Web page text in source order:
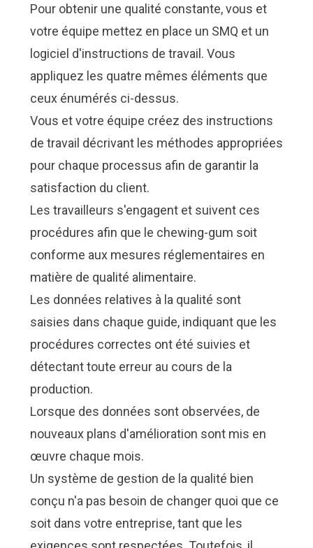
Pour obtenir une qualité constante, vous et
votre équipe mettez en place un SMQ et un
logiciel d'instructions de travail. Vous
appliquez les quatre mêmes éléments que
ceux énumérés ci-dessus.
Vous et votre équipe créez des instructions
de travail décrivant les méthodes appropriées
pour chaque processus afin de garantir la
satisfaction du client.
Les travailleurs s'engagent et suivent ces
procédures afin que le chewing-gum soit
conforme aux mesures réglementaires en
matière de qualité alimentaire.
Les données relatives à la qualité sont
saisies dans chaque guide, indiquant que les
procédures correctes ont été suivies et
détectant toute erreur au cours de la
production.
Lorsque des données sont observées, de
nouveaux plans d'amélioration sont mis en
œuvre chaque mois.
Un système de gestion de la qualité bien
conçu n'a pas besoin de changer quoi que ce
soit dans votre entreprise, tant que les